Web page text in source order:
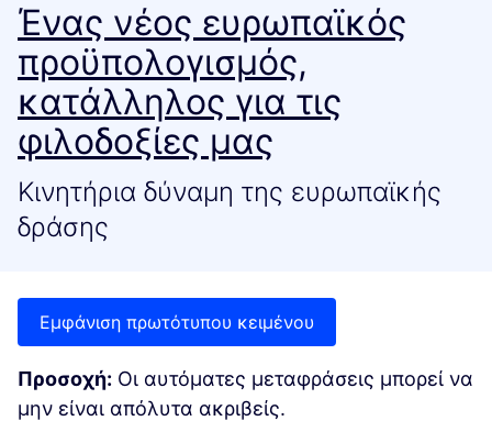
Ένας νέος ευρωπαϊκός
προϋπολογισμός,
κατάλληλος για τις
φιλοδοξίες μας
Κινητήρια δύναμη της ευρωπαϊκής
δράσης
Εμφάνιση πρωτότυπου κειμένου
Προσοχή: Οι αυτόματες μεταφράσεις μπορεί να
μην είναι απόλυτα ακριβείς.